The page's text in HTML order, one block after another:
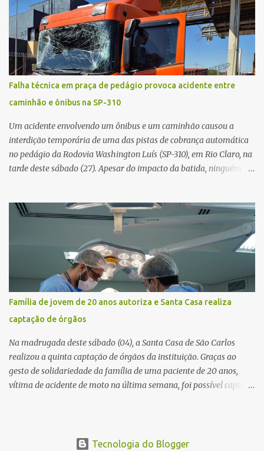
realizadas na rodovia, momento em que ocorreu o impacto. Com
a violência da colisão, o motociclista foi arremessado ao solo.
Testemunhas relataram que o capacete teria se desprendido
durante o acidente. O jovem sofreu ferimentos gravíssimos e
morreu ainda no local. Equipes de resgate e de atendimento da
concessionária responsável pela rodovia foram acionadas e
realizaram a sinalização da via, além de prestarem socorro à
vítima. No entanto, o óbito foi constatado ainda no local do
acidente. A Polícia Militar Rodoviária compareceu para o registro
da ocorrência...
Falha técnica em praça de pedágio provoca acidente entre
caminhão e ônibus na SP-310
Um acidente envolvendo um ônibus e um caminhão causou a
interdição temporária de uma das pistas de cobrança automática
no pedágio da Rodovia Washington Luís (SP-310), em Rio Claro, na
tarde deste sábado (27). Apesar do impacto da batida, ninguém
Controle Operacional (CCO) da concessionária Eixo SP, o acidente
aconteceu devido a uma falha técnica na praça de cobrança.
Dinâmica do acidente De acordo com o relato do motorista do
ônibus (modelo M. Benz/Busscar), ao entrar na pista de cobrança
automática (AVI 20), a cancela eletrônica não realizou a abertura
automática, o que o obrigou a frear o veículo. Um caminhão
Scania P 360, que trafegava logo atrás, não conseguiu parar a
tempo e colidiu contra a traseira do ônibus. Apesar da interdição
parcial da praça de pedágio, a concessionária informou que não
houve registro de congestionamento significativo no trecho, ...
Família de jovem de 20 anos autoriza e Santa Casa realiza
captação de órgãos
Na madrugada deste sábado (04), a Santa Casa de São Carlos
realizou a quinta captação de órgãos da instituição. Graças ao
gesto de solidariedade da família de uma paciente de 20 anos,
vítima de acidente de moto na última semana, foi possível captar o
equipe responsável pela captação do coração chegou a São Carlos
Tecnologia do Blogger